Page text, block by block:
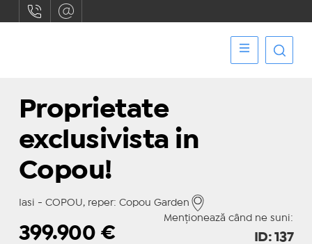
Proprietate
exclusivista in
Copou!
Iasi - COPOU, reper: Copou Garden
Menționează când ne suni:
399.900 € ID: 137